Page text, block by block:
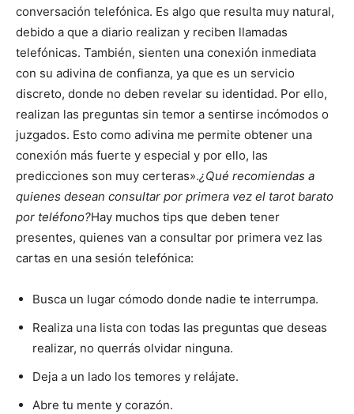
conversación telefónica. Es algo que resulta muy natural,
debido a que a diario realizan y reciben llamadas
telefónicas. También, sienten una conexión inmediata
con su adivina de confianza, ya que es un servicio
discreto, donde no deben revelar su identidad. Por ello,
realizan las preguntas sin temor a sentirse incómodos o
juzgados. Esto como adivina me permite obtener una
conexión más fuerte y especial y por ello, las
predicciones son muy certeras».¿Qué recomiendas a
quienes desean consultar por primera vez el tarot barato
por teléfono?Hay muchos tips que deben tener
presentes, quienes van a consultar por primera vez las
cartas en una sesión telefónica:
Busca un lugar cómodo donde nadie te interrumpa.
Realiza una lista con todas las preguntas que deseas
realizar, no querrás olvidar ninguna.
Deja a un lado los temores y relájate.
Abre tu mente y corazón.